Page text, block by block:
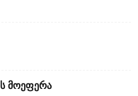
მოეფერა